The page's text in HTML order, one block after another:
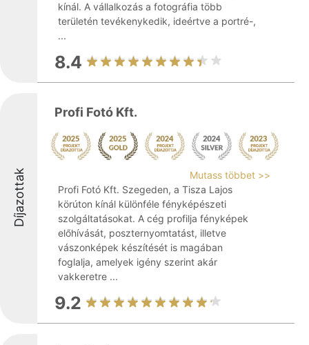
kínál. A vállalkozás a fotográfia több
területén tevékenykedik, ideértve a portré-,
...
8.4
Díjazottak
Profi Fotó Kft.
Mutass többet >>
Profi Fotó Kft. Szegeden, a Tisza Lajos
körúton kínál különféle fényképészeti
szolgáltatásokat. A cég profilja fényképek
előhívását, poszternyomtatást, illetve
vászonképek készítését is magában
foglalja, amelyek igény szerint akár
vakkeretre ...
9.2